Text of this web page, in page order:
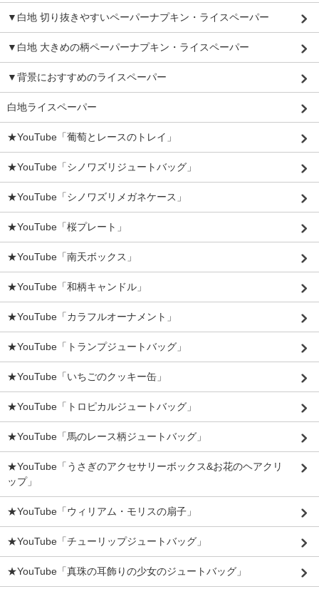
▼白地 切り抜きやすいペーパーナプキン・ライスペーパー
▼白地 大きめの柄ペーパーナプキン・ライスペーパー
▼背景におすすめのライスペーパー
白地ライスペーパー
★YouTube「葡萄とレースのトレイ」
★YouTube「シノワズリジュートバッグ」
★YouTube「シノワズリメガネケース」
★YouTube「桜プレート」
★YouTube「南天ボックス」
★YouTube「和柄キャンドル」
★YouTube「カラフルオーナメント」
★YouTube「トランプジュートバッグ」
★YouTube「いちごのクッキー缶」
★YouTube「トロピカルジュートバッグ」
★YouTube「馬のレース柄ジュートバッグ」
★YouTube「うさぎのアクセサリーボックス&お花のヘアクリ
ップ」
★YouTube「ウィリアム・モリスの扇子」
★YouTube「チューリップジュートバッグ」
★YouTube「真珠の耳飾りの少女のジュートバッグ」